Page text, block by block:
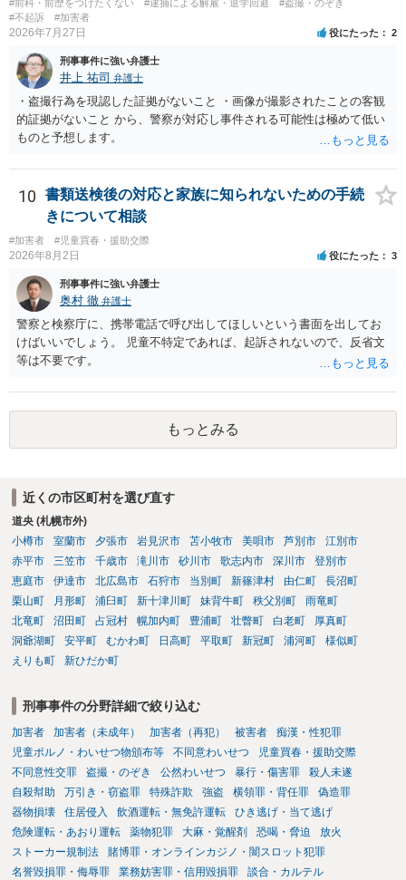
#前科・前歴をつけたくない #逮捕による解雇・退学回避
#盗撮・のぞき
#不起訴
#加害者
2026年7月27日 役にたった 2
刑事事件に強い弁護士
井上 祐司 弁護士
・盗撮行為を現認した証拠がないこと ・画像が撮影されたことの客観
的証拠がないこと から、警察が対応し事件される可能性は極めて低い
ものと予想します。
10
書類送検後の対応と家族に知られないための手続
きについて相談
#加害者 #児童買春・援助交際
2026年8月2日 役にたった 3
刑事事件に強い弁護士
奥村 徹 弁護士
警察と検察庁に、携帯電話で呼び出してほしいという書面を出してお
けばいいでしょう。 児童不特定であれば、起訴されないので、反省文
等は不要です。
もっとみる
近くの市区町村を選び直す
道央 (札幌市外)
小樽市
室蘭市 夕張市 岩見沢市 苫小牧市 美唄市 芦別市
江別市
赤平市
三笠市 千歳市 滝川市 砂川市 歌志内市 深川市
登別市
恵庭市
伊達市 北広島市 石狩市 当別町 新篠津村 由仁町
長沼町
栗山町
月形町 浦臼町 新十津川町 妹背牛町 秩父別町
雨竜町
北竜町
沼田町 占冠村 幌加内町 豊浦町 壮瞥町 白老町
厚真町
洞爺湖町
安平町 むかわ町 日高町 平取町 新冠町 浦河町
様似町
えりも町
新ひだか町
刑事事件の分野詳細で絞り込む
加害者 加害者（未成年） 加害者（再犯） 被害者
痴漢・性犯罪
児童ポルノ・わいせつ物頒布等
不同意わいせつ
児童買春・援助交際
不同意性交罪
盗撮・のぞき 公然わいせつ 暴行・傷害罪
殺人未遂
自殺幇助
万引き・窃盗罪 特殊詐欺 強盗 横領罪・背任罪
偽造罪
器物損壊
住居侵入 飲酒運転・無免許運転
ひき逃げ・当て逃げ
危険運転・あおり運転
薬物犯罪 大麻・覚醒剤 恐喝・脅迫
放火
ストーカー規制法
賭博罪・オンラインカジノ・闇スロット犯罪
名誉毀損罪・侮辱罪
業務妨害罪・信用毀損罪
談合・カルテル